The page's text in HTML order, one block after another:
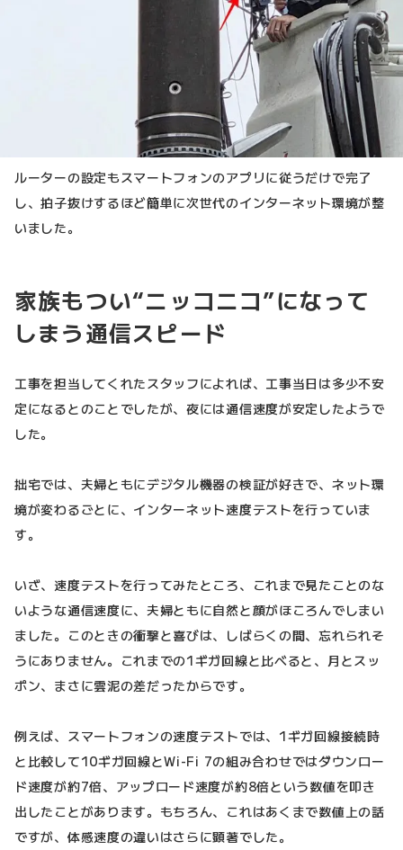
ルーターの設定もスマートフォンのアプリに従うだけで完了
し、拍子抜けするほど簡単に次世代のインターネット環境が整
いました。
家族もつい“ニッコニコ”になって
しまう通信スピード
工事を担当してくれたスタッフによれば、工事当日は多少不安
定になるとのことでしたが、夜には通信速度が安定したようで
した。
拙宅では、夫婦ともにデジタル機器の検証が好きで、ネット環
境が変わるごとに、インターネット速度テストを行っていま
す。
いざ、速度テストを行ってみたところ、これまで見たことのな
いような通信速度に、夫婦ともに自然と顔がほころんでしまい
ました。このときの衝撃と喜びは、しばらくの間、忘れられそ
うにありません。これまでの1ギガ回線と比べると、月とスッ
ポン、まさに雲泥の差だったからです。
例えば、スマートフォンの速度テストでは、1ギガ回線接続時
と比較して10ギガ回線とWi-Fi 7の組み合わせではダウンロー
ド速度が約7倍、アップロード速度が約8倍という数値を叩き
出したことがあります。もちろん、これはあくまで数値上の話
ですが、体感速度の違いはさらに顕著でした。